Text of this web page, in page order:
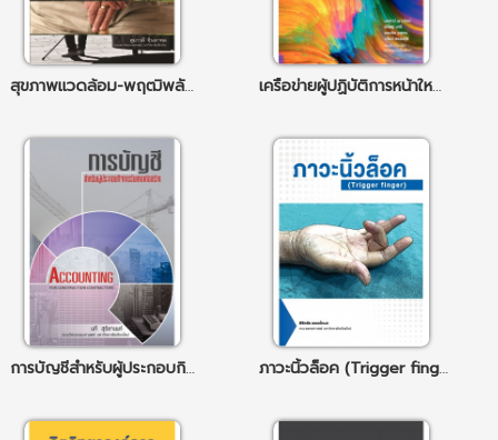
สุขภาพแวดล้อม-พฤฒิพลังผู้สูงอายุ เครือข่ายผู้ปฏิบัติการหน้าใหม่ในพื้นที่ความรู้ศึกษาศาสตร์ในสังคมไทยสมัยใหม่
การบัญชีสำหรับผู้ประกอบกิจการรับเหมาก่อสร้าง ภาวะนิ้วล็อค (Trigger finger)